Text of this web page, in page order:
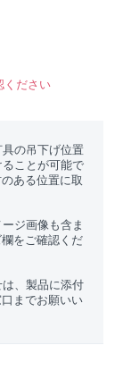
ください
の吊下げ位置
ことが可能で
ある位置に取
ジ画像も含ま
をご確認くだ
、製品に添付
までお願いい